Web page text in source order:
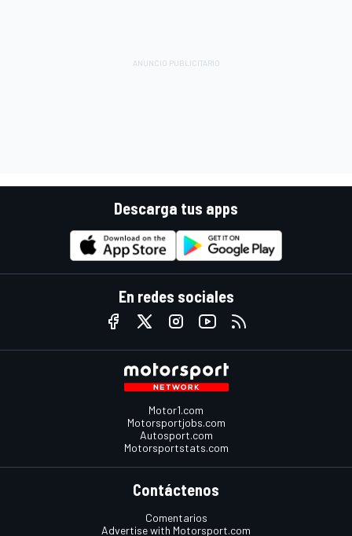
Descarga tus apps
En redes sociales
Motor1.com
Motorsportjobs.com
Autosport.com
Motorsportstats.com
Contáctenos
Comentarios
Advertise with Motorsport.com